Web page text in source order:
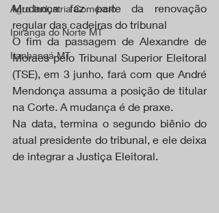
Agro Industria Comércio
Ipiranga do Norte MT
Itanhangá MT
Mudança faz parte da renovação
regular das cadeiras do tribunal
O fim da passagem de Alexandre de
Moraes pelo Tribunal Superior Eleitoral
(TSE), em 3 junho, fará com que André
Mendonça assuma a posição de titular
na Corte. A mudança é de praxe.
Na data, termina o segundo biênio do
atual presidente do tribunal, e ele deixa
de integrar a Justiça Eleitoral.